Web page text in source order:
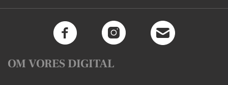
OM VORES DIGITAL